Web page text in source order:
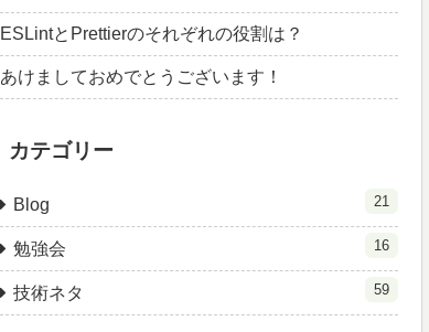
ESLintとPrettierのそれぞれの役割は？
あけましておめでとうございます！
カテゴリー
Blog 21
勉強会 16
技術ネタ 59